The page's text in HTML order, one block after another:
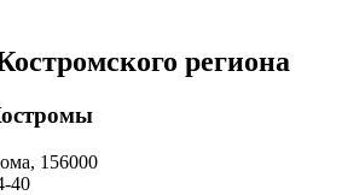
региона
156000
40